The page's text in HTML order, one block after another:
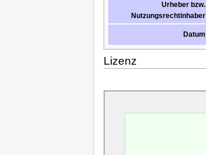
Urheber bzw.
Nutzungsrechtinhaber
Datum
Lizenz